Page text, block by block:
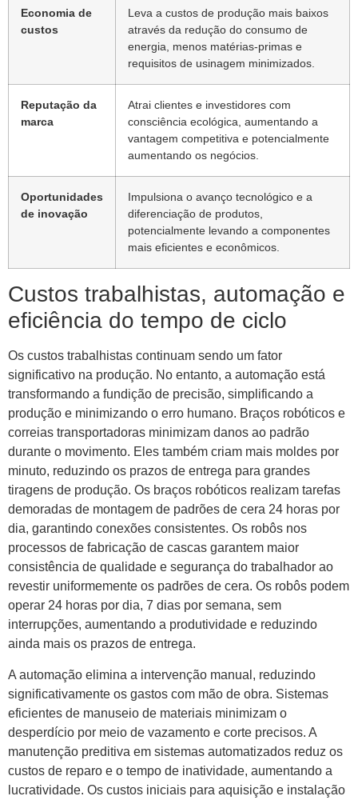
Economia de
custos
Leva a custos de produção mais baixos
através da redução do consumo de
energia, menos matérias-primas e
requisitos de usinagem minimizados.
Reputação da
marca
Atrai clientes e investidores com
consciência ecológica, aumentando a
vantagem competitiva e potencialmente
aumentando os negócios.
Oportunidades
de inovação
Impulsiona o avanço tecnológico e a
diferenciação de produtos,
potencialmente levando a componentes
mais eficientes e econômicos.
Custos trabalhistas, automação e
eficiência do tempo de ciclo
Os custos trabalhistas continuam sendo um fator
significativo na produção. No entanto, a automação está
transformando a fundição de precisão, simplificando a
produção e minimizando o erro humano. Braços robóticos e
correias transportadoras minimizam danos ao padrão
durante o movimento. Eles também criam mais moldes por
minuto, reduzindo os prazos de entrega para grandes
tiragens de produção. Os braços robóticos realizam tarefas
demoradas de montagem de padrões de cera 24 horas por
dia, garantindo conexões consistentes. Os robôs nos
processos de fabricação de cascas garantem maior
consistência de qualidade e segurança do trabalhador ao
revestir uniformemente os padrões de cera. Os robôs podem
operar 24 horas por dia, 7 dias por semana, sem
interrupções, aumentando a produtividade e reduzindo
ainda mais os prazos de entrega.
A automação elimina a intervenção manual, reduzindo
significativamente os gastos com mão de obra. Sistemas
eficientes de manuseio de materiais minimizam o
desperdício por meio de vazamento e corte precisos. A
manutenção preditiva em sistemas automatizados reduz os
custos de reparo e o tempo de inatividade, aumentando a
lucratividade. Os custos iniciais para aquisição e instalação